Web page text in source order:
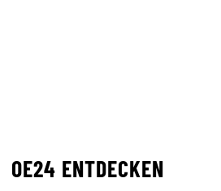
OE24 ENTDECKEN